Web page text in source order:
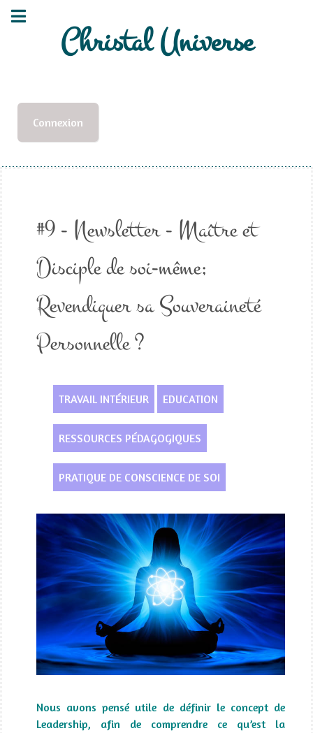
Christal Universe
Connexion
#9 - Newsletter - Maître et
Disciple de soi-même;
Revendiquer sa Souveraineté
Personnelle ?
TRAVAIL INTÉRIEUR EDUCATION
RESSOURCES PÉDAGOGIQUES
PRATIQUE DE CONSCIENCE DE SOI
Nous avons pensé utile de définir le concept de
Leadership, afin de comprendre ce qu’est la